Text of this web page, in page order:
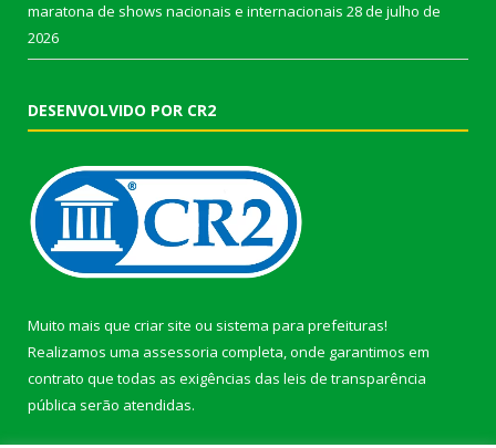
maratona de shows nacionais e internacionais 28 de julho de
2026
DESENVOLVIDO POR CR2
Muito mais que criar site ou sistema para prefeituras!
Realizamos uma assessoria completa, onde garantimos em
contrato que todas as exigências das leis de transparência
pública serão atendidas.